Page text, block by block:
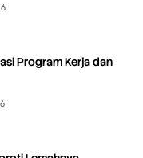
Program Kerja dan